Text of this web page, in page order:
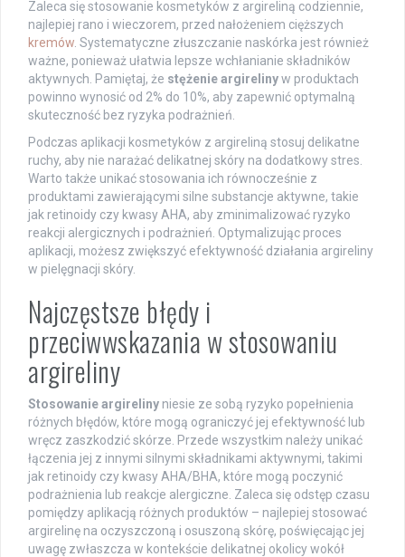
Zaleca się stosowanie kosmetyków z argireliną codziennie,
najlepiej rano i wieczorem, przed nałożeniem cięższych
kremów . Systematyczne złuszczanie naskórka jest również
ważne, ponieważ ułatwia lepsze wchłanianie składników
aktywnych. Pamiętaj, że stężenie argirelinyw produktach
powinno wynosić od 2% do 10%, aby zapewnić optymalną
skuteczność bez ryzyka podrażnień.
Podczas aplikacji kosmetyków z argireliną stosuj delikatne
ruchy, aby nie narażać delikatnej skóry na dodatkowy stres.
Warto także unikać stosowania ich równocześnie z
produktami zawierającymi silne substancje aktywne, takie
jak retinoidy czy kwasy AHA, aby zminimalizować ryzyko
reakcji alergicznych i podrażnień. Optymalizując proces
aplikacji, możesz zwiększyć efektywność działania argireliny
w pielęgnacji skóry.
Najczęstsze błędy i
przeciwwskazania w stosowaniu
argireliny
Stosowanie argireliny niesie ze sobą ryzyko popełnienia
różnych błędów, które mogą ograniczyć jej efektywność lub
wręcz zaszkodzić skórze. Przede wszystkim należy unikać
łączenia jej z innymi silnymi składnikami aktywnymi, takimi
jak retinoidy czy kwasy AHA/BHA, które mogą poczynić
podrażnienia lub reakcje alergiczne. Zaleca się odstęp czasu
pomiędzy aplikacją różnych produktów – najlepiej stosować
argirelinę na oczyszczoną i osuszoną skórę, poświęcając jej
uwagę zwłaszcza w kontekście delikatnej okolicy wokół